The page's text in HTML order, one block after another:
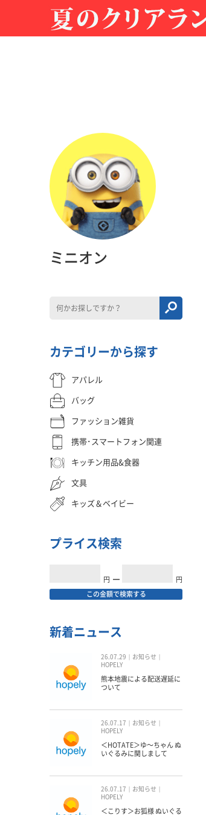
ミニオン
カテゴリーから探す
アパレル
バッグ
ファッション雑貨
携帯･スマートフォン関連
キッチン用品&食器
文具
キッズ＆ベイビー
プライス検索
円 ━ 円
この金額で検索する
新着ニュース
26.07.29
お知らせ
HOPELY
熊本地震による配送遅延に
ついて
26.07.17
お知らせ
HOPELY
＜HOTATE＞ゆ〜ちゃん ぬ
いぐるみに関しまして
26.07.17
お知らせ
HOPELY
＜こりす＞お狐様 ぬいぐる